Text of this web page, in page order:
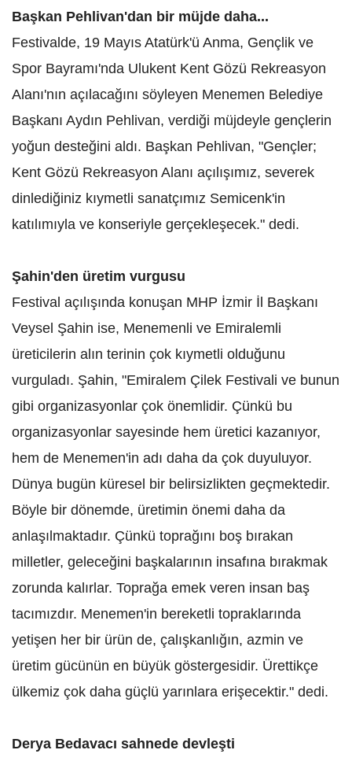
Başkan Pehlivan'dan bir müjde daha...
Festivalde, 19 Mayıs Atatürk'ü Anma, Gençlik ve
Spor Bayramı'nda Ulukent Kent Gözü Rekreasyon
Alanı'nın açılacağını söyleyen Menemen Belediye
Başkanı Aydın Pehlivan, verdiği müjdeyle gençlerin
yoğun desteğini aldı. Başkan Pehlivan, "Gençler;
Kent Gözü Rekreasyon Alanı açılışımız, severek
dinlediğiniz kıymetli sanatçımız Semicenk'in
katılımıyla ve konseriyle gerçekleşecek." dedi.
Şahin'den üretim vurgusu
Festival açılışında konuşan MHP İzmir İl Başkanı
Veysel Şahin ise, Menemenli ve Emiralemli
üreticilerin alın terinin çok kıymetli olduğunu
vurguladı. Şahin, "Emiralem Çilek Festivali ve bunun
gibi organizasyonlar çok önemlidir. Çünkü bu
organizasyonlar sayesinde hem üretici kazanıyor,
hem de Menemen'in adı daha da çok duyuluyor.
Dünya bugün küresel bir belirsizlikten geçmektedir.
Böyle bir dönemde, üretimin önemi daha da
anlaşılmaktadır. Çünkü toprağını boş bırakan
milletler, geleceğini başkalarının insafına bırakmak
zorunda kalırlar. Toprağa emek veren insan baş
tacımızdır. Menemen'in bereketli topraklarında
yetişen her bir ürün de, çalışkanlığın, azmin ve
üretim gücünün en büyük göstergesidir. Ürettikçe
ülkemiz çok daha güçlü yarınlara erişecektir." dedi.
Derya Bedavacı sahnede devleşti